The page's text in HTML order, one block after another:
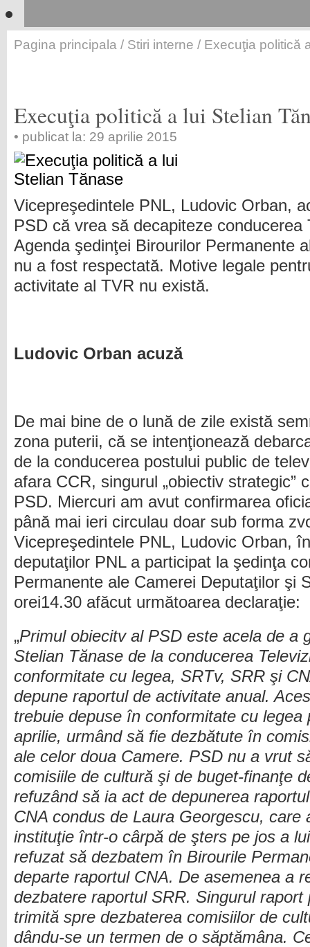
Pagina principala / Stiri interne / Execuţia politică
Execuţia politică a lui Stelian
• publicat la: 29 aprilie 2015
Vicepreşedintele PNL, Ludovic Orban,
PSD că vrea să decapiteze conducerea
Agenda şedinţei Birourilor Permanente
nu a fost respectată. Motive legale
activitate al TVR nu există.
Ludovic Orban acuză
De mai bine de o lună de zile există
zona puterii, că se intenţionează
de la conducerea postului public de
afara CCR, singurul „obiectiv strategic”
PSD. Miercuri am avut confirmarea
până mai ieri circulau doar sub forma
Vicepreşedintele PNL, Ludovic Orban,
deputaţilor PNL a participat la şedinţa
Permanente ale Camerei Deputaţilor şi
orei14.30 afăcut următoarea declaraţie:
„Primul obiecitv al PSD este acela de a
Stelian Tănase de la conducerea
conformitate cu legea, SRTv, SRR şi
depune raportul de activitate anual.
trebuie depuse în conformitate cu legea
aprilie, urmând să fie dezbătute în
ale celor doua Camere. PSD nu a vrut
comisiile de cultură şi de buget-finanţe
refuzând să ia act de depunerea
CNA condus de Laura Georgescu, care
instituţie într-o cârpă de şters pe jos a
refuzat să dezbatem în Birourile
departe raportul CNA. De asemenea a
dezbatere raportul SRR. Singurul
trimită spre dezbaterea comisiilor de
dându-se un termen de o săptămâna.